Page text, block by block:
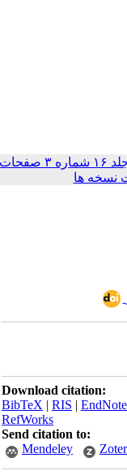
جلد ۱۶ شماره ۳ صفحات
ها
Download citation:
BibTeX|RIS|
RefWorks
Send citation to:
Mendeley